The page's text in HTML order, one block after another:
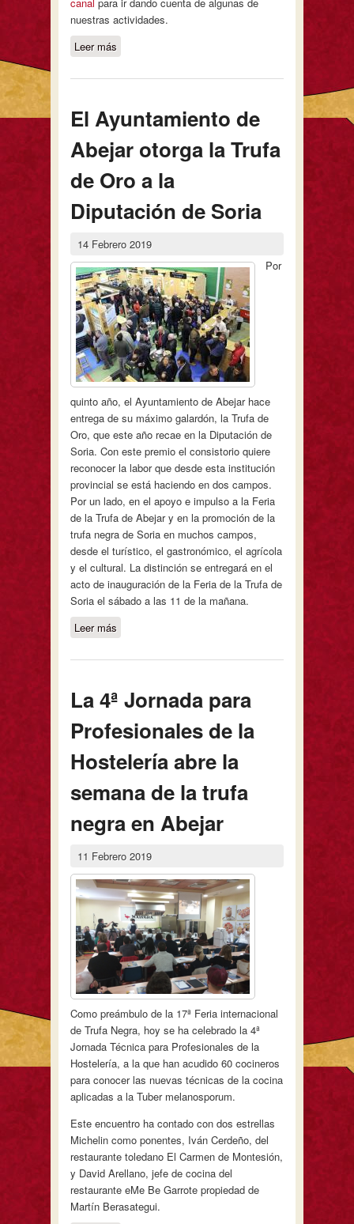
nuestras actividades.
Leer más
El Ayuntamiento de
Abejar otorga la Trufa
de Oro a la
Diputación de Soria
14 Febrero 2019
Por
quinto año, el Ayuntamiento de Abejar hace
entrega de su máximo galardón, la Trufa de
Oro, que este año recae en la Diputación de
Soria. Con este premio el consistorio quiere
reconocer la labor que desde esta institución
provincial se está haciendo en dos campos.
Por un lado, en el apoyo e impulso a la Feria
de la Trufa de Abejar y en la promoción de la
trufa negra de Soria en muchos campos,
desde el turístico, el gastronómico, el agrícola
y el cultural. La distinción se entregará en el
acto de inauguración de la Feria de la Trufa de
Soria el sábado a las 11 de la mañana.
Leer más
de Soria
La 4ª Jornada para
Profesionales de la
Hostelería abre la
semana de la trufa
negra en Abejar
11 Febrero 2019
Como preámbulo de la 17ª Feria internacional
de Trufa Negra, hoy se ha celebrado la 4ª
Jornada Técnica para Profesionales de la
Hostelería, a la que han acudido 60 cocineros
para conocer las nuevas técnicas de la cocina
aplicadas a la Tuber melanosporum.
Este encuentro ha contado con dos estrellas
Michelin como ponentes, Iván Cerdeño, del
restaurante toledano El Carmen de Montesión,
y David Arellano, jefe de cocina del
restaurante eMe Be Garrote propiedad de
Martín Berasategui.